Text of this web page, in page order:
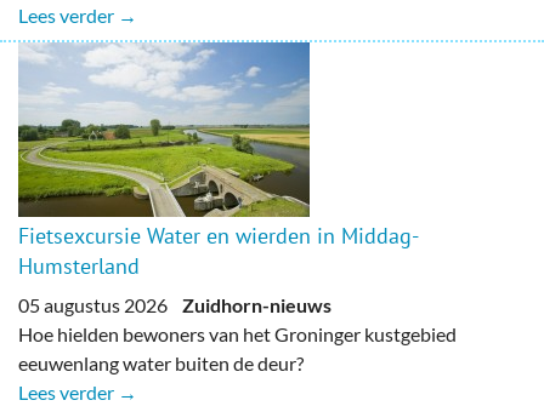
Lees verder →
Fietsexcursie Water en wierden in Middag-
Humsterland
05 augustus 2026 Zuidhorn-nieuws
Hoe hielden bewoners van het Groninger kustgebied
eeuwenlang water buiten de deur?
Lees verder →